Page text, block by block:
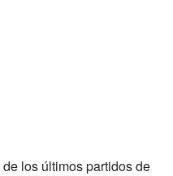
los últimos partidos de